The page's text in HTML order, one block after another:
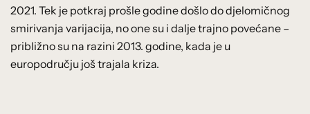
2021. Tek je potkraj prošle godine došlo do djelomičnog
smirivanja varijacija, no one su i dalje trajno povećane –
približno su na razini 2013. godine, kada je u
europodručju još trajala kriza.